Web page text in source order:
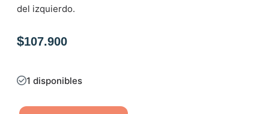
e
0
5
del izquierdo.
$107.900
1 disponibles